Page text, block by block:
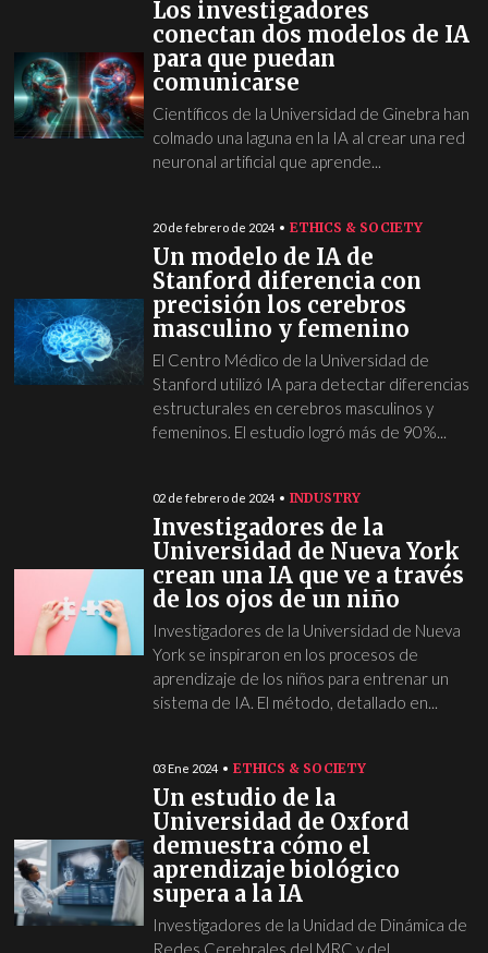
Los investigadores
conectan dos modelos de IA
para que puedan
comunicarse
Científicos de la Universidad de Ginebra han
colmado una laguna en la IA al crear una red
neuronal artificial que aprende...
20 de febrero de 2024 ETHICS & SOCIETY
Un modelo de IA de
Stanford diferencia con
precisión los cerebros
masculino y femenino
El Centro Médico de la Universidad de
Stanford utilizó IA para detectar diferencias
estructurales en cerebros masculinos y
femeninos. El estudio logró más de 90%...
02 de febrero de 2024 INDUSTRY
Investigadores de la
Universidad de Nueva York
crean una IA que ve a través
de los ojos de un niño
Investigadores de la Universidad de Nueva
York se inspiraron en los procesos de
aprendizaje de los niños para entrenar un
sistema de IA. El método, detallado en...
03 Ene 2024 ETHICS & SOCIETY
Un estudio de la
Universidad de Oxford
demuestra cómo el
aprendizaje biológico
supera a la IA
Investigadores de la Unidad de Dinámica de
Redes Cerebrales del MRC y del